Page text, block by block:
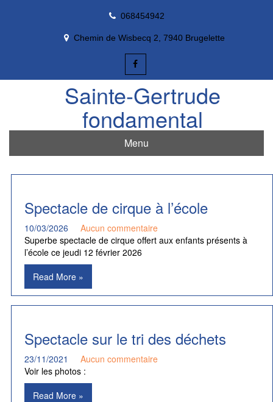
068454942
Chemin de Wisbecq 2, 7940 Brugelette
Sainte-Gertrude
fondamental
Menu
Spectacle de cirque à l’école
10/03/2026
Aucun commentaire
Superbe spectacle de cirque offert aux enfants présents à
l’école ce jeudi 12 février 2026
Read More »
Spectacle sur le tri des déchets
23/11/2021
Aucun commentaire
Voir les photos :
Read More »